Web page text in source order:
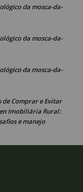
da mosca-da-
da mosca-da-
da mosca-da-
de Comprar e Evitar
Imobiliária Rural:
e manejo